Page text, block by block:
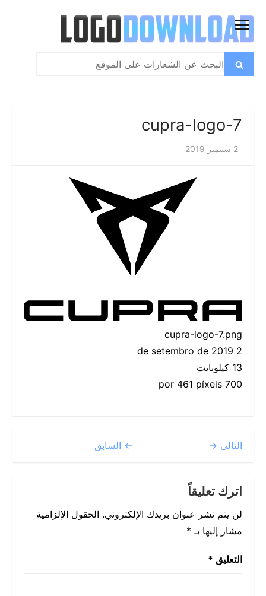
إلى
المحتوى
فتح
بحث
عن:
بحث
cupra-logo-7
2 سبتمبر 2019
cupra-logo-7.png
2 de setembro de 2019
13 كيلوبايت
700 por 461 píxeis
← السابق التالي →
اترك تعليقاً
لن يتم نشر عنوان بريدك الإلكتروني. الحقول الإلزامية
مشار إليها بـ *
التعليق *